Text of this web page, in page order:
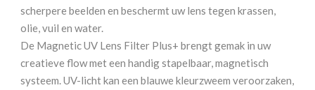
scherpere beelden en beschermt uw lens tegen krassen,
olie, vuil en water.
De Magnetic UV Lens Filter Plus+ brengt gemak in uw
creatieve flow met een handig stapelbaar, magnetisch
systeem. UV-licht kan een blauwe kleurzweem veroorzaken,